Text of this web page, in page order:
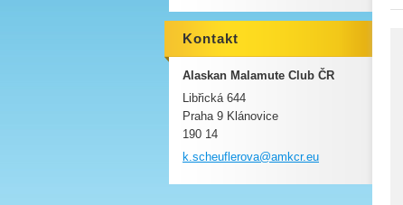
Kontakt
Alaskan Malamute Club ČR
Libřická 644
Praha 9 Klánovice
190 14
k.scheuf lerova@amkcr.eu